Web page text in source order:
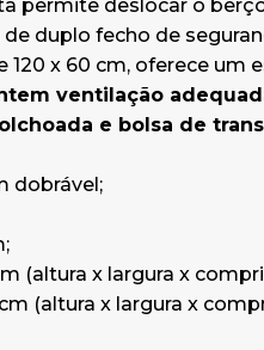
Aberto: 73 x 65 x
comprimento);
Fechado: 78 x 22
comprimento);
Peso: 8 kg;
Laterais em rede
Material: estrutura
Cor: azul. Disponível
permite deslocar o
duplo fecho de
x 60 cm, oferece um
ventilação
e bolsa de
dobrável;
(altura x largura x
(altura x largura x